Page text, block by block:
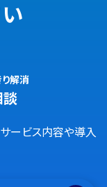
解消
談
ービス内容や導入